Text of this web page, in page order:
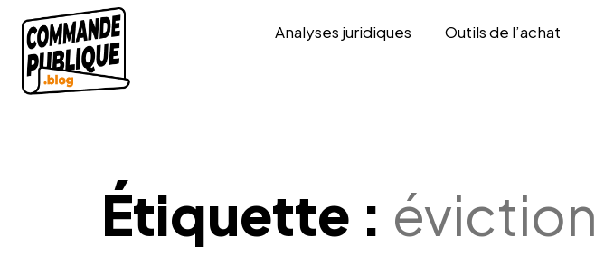
Analyses juridiques Outils de l’achat
Étiquette : éviction